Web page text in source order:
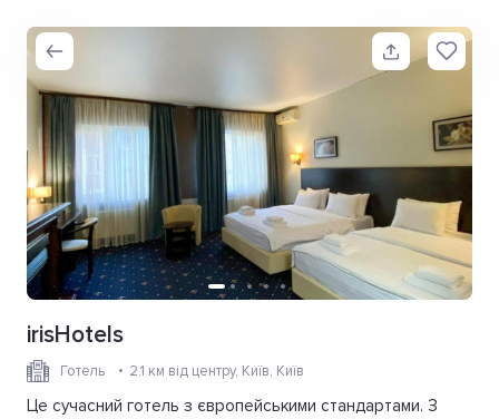
irisHotels
Готель 2.1 км від центру, Київ, Київ
Це сучасний готель з європейськими стандартами. З